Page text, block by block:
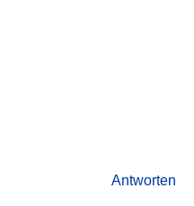
Antworten